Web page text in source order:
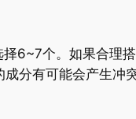
6~7个。如果合理
成分有可能会产生冲